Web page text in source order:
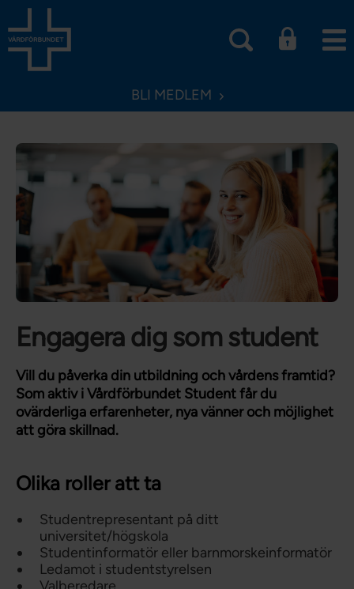
BLI MEDLEM
Engagera dig som student
Vill du påverka din utbildning och vårdens framtid?
Som aktiv i Vårdförbundet Student får du
ovärderliga erfarenheter, nya vänner och möjlighet
att göra skillnad.
Olika roller att ta
Studentrepresentant på ditt
universitet/högskola
Studentinformatör eller barnmorskeinformatör
Ledamot i studentstyrelsen